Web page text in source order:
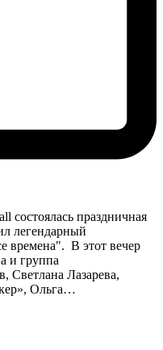
состоялась праздничная
легендарный
времена". В этот вечер
и группа
Светлана Лазарева,
Ольга…